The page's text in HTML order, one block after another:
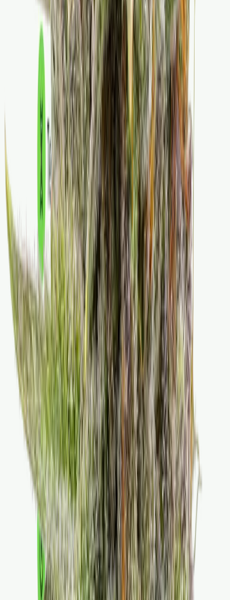
Strains
Strains Sativa Strains Indica Strains Hybrid Strains
Standorte